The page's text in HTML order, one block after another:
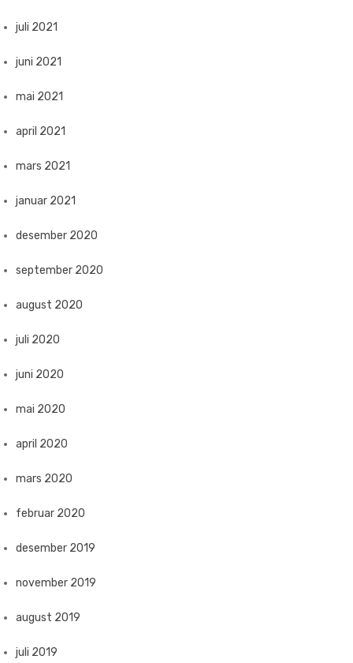
juli 2021
juni 2021
mai 2021
april 2021
mars 2021
januar 2021
desember 2020
september 2020
august 2020
juli 2020
juni 2020
mai 2020
april 2020
mars 2020
februar 2020
desember 2019
november 2019
august 2019
juli 2019